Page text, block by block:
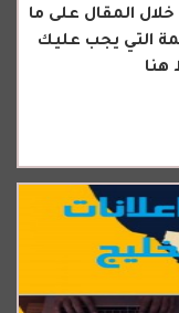
المقال على ما
التي يجب عليك
هنا